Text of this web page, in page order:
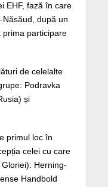
EHF, fază în care
după un
prima participare
de celelalte
Podravka
și
primul loc în
celei cu care
Herning-
Handbold